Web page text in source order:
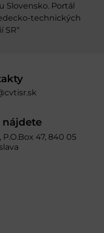
Slovensko. Portál
technických
SR“
nájdete
47, 840 05